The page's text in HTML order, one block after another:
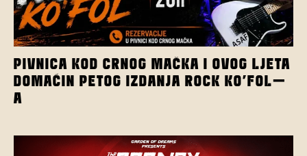
PIVNICA KOD CRNOG MAČKA I OVOG LJETA
DOMAĆIN PETOG IZDANJA ROCK KO’FOL-
A